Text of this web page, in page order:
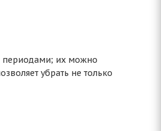
периодами; их можно
убрать не только